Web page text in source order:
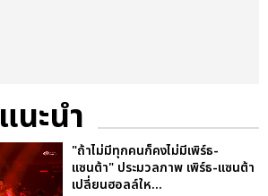
แนะนำ
"ถ้าไม่มีทุกคนก็คงไม่มีเพิร์ธ-
แซนต้า" ประมวลภาพ เพิร์ธ-แซนต้า
เปลี่ยนฮอลล์ให...